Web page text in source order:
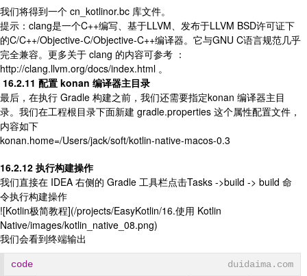
我们将得到一个 cn_kotlinor.bc 库文件。
提示：clang是一个C++编写、基于LLVM、发布于LLVM BSD许可证下
的C/C++/Objective-C/Objective-C++编译器。它与GNU C语言规范几乎
完全兼容。更多关于 clang 的内容可参考 ：
http://clang.llvm.org/docs/index.html 。
16.2.11 配置 konan 编译器主目录
最后，在执行 Gradle 构建之前，我们还需要指定konan 编译器主目
录。我们在工程根目录下面新建 gradle.properties 这个属性配置文件，
内容如下
konan.home=/Users/jack/soft/kotlin-native-macos-0.3
16.2.12 执行构建操作
我们直接在 IDEA 右侧的 Gradle 工具栏点击Tasks ->build -> build 命
令执行构建操作
![Kotlin极简教程](/projects/EasyKotlin/16.使用 Kotlin
Native/images/kotlin_native_08.png)
我们会看到终端输出
code
duidaima.com